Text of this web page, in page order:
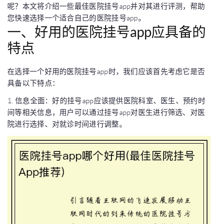
呢？本文将介绍一些最佳医院挂号app并对其进行评测，帮助
您快速选择一个适合自己的医院挂号app。
一、好用的医院挂号app应具备的
特点
在选择一个好用的医院挂号app时，我们应该首先考虑它是否
具备以下特点：
1. 信息全面：好的挂号app应该提供医院科室、医生、预约时
间等相关信息，用户可以通过挂号app对医生进行筛选、对医
院进行选择、对就诊时间进行调整。